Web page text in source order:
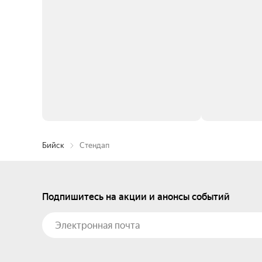
Бийск Стендап
Подпишитесь на акции и анонсы событий